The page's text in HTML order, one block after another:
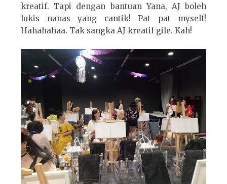
kreatif. Tapi dengan bantuan Yana, AJ boleh
lukis nanas yang cantik! Pat pat myself!
Hahahahaa. Tak sangka AJ kreatif gile. Kah!